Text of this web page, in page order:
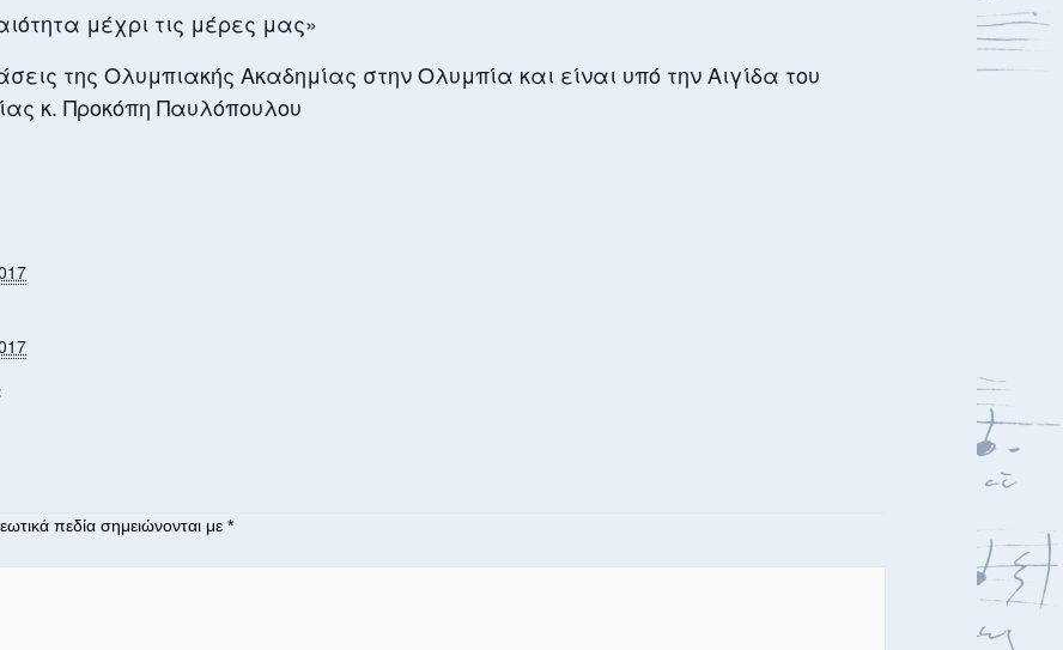
μέχρι τις μέρες μας»
της Ολυμπιακής Ακαδημίας στην Ολυμπία και είναι υπό την Αιγίδα του
κ. Προκόπη Παυλόπουλου
πεδία σημειώνονται με *